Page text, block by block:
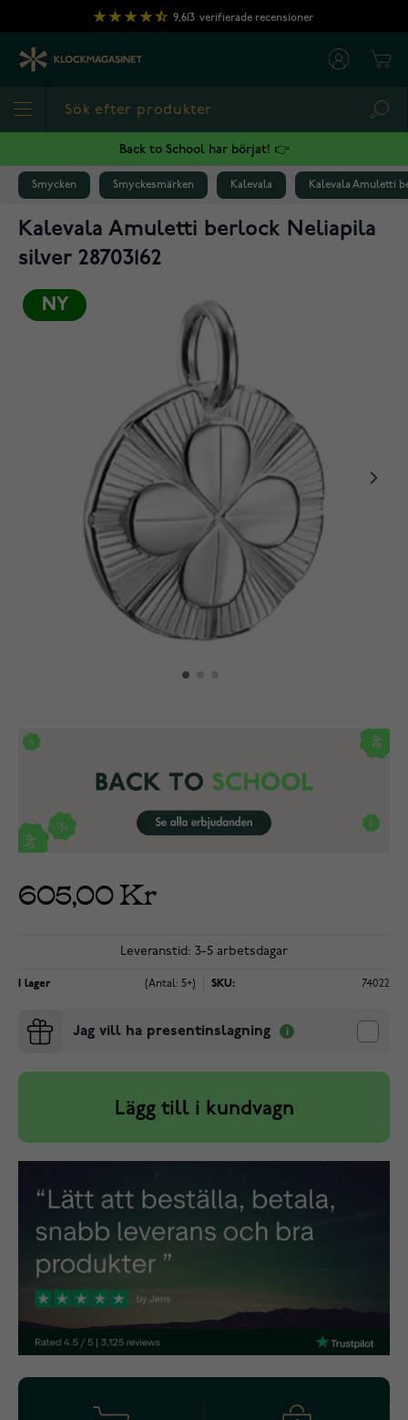
Hoppa till innehållet
9,613 verifierade recensioner
Back to School har börjat! 👉
Smycken Smyckesmärken Kalevala Kalevala Amuletti
Kalevala Amuletti berlock Neliapila
silver 28703162
NY
605,00 Kr
Leveranstid: 3-5 arbetsdagar
I lager (Antal: 5+) SKU: 74022
Jag vill ha presentinslagning
Lägg till i kundvagn